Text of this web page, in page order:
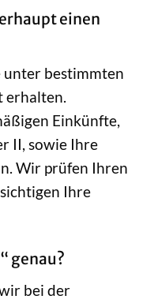
einen
unter bestimmten
erhalten.
Einkünfte,
II, sowie Ihre
Wir prüfen Ihren
Ihre
genau?
bei der